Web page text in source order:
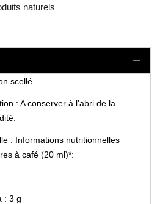
naturels
scellé
: A conserver à l'abri de la
: Informations nutritionnelles
à café (20 ml)*:
: 3 g